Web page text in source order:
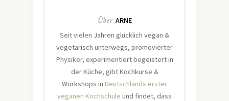
Über ARNE
Seit vielen Jahren glücklich vegan &
vegetarisch unterwegs, promovierter
Physiker, experimentiert begeistert in
der Küche, gibt Kochkurse &
Workshops in Deutschlands erster
veganen Kochschule und findet, dass